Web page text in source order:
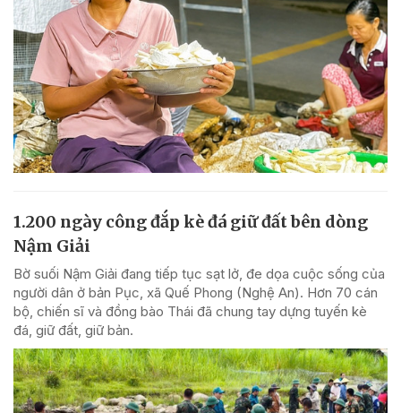
1.200 ngày công đắp kè đá giữ đất bên dòng
Nậm Giải
Bờ suối Nậm Giải đang tiếp tục sạt lở, đe dọa cuộc sống của
người dân ở bản Pục, xã Quế Phong (Nghệ An). Hơn 70 cán
bộ, chiến sĩ và đồng bào Thái đã chung tay dựng tuyến kè
đá, giữ đất, giữ bản.